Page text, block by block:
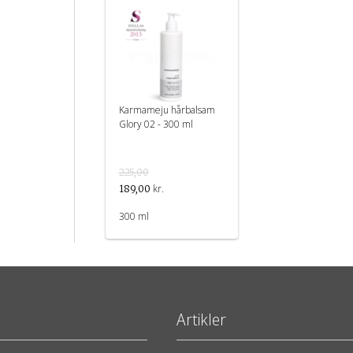
Karmameju hårbalsam
Glory 02 - 300 ml
225,00
189,00 kr.
300 ml
Artikler